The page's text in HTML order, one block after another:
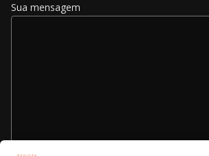
Sua mensagem